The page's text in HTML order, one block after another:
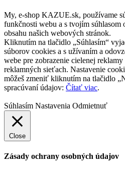
My, e-shop KAZUE.sk, používame
funkčnosti webu a s tvojím súhlasom
obsahu našich webových stránok.
Kliknutím na tlačidlo „Súhlasím“
súborov cookies a s užívaním a
webe pre zobrazenie cielenej
reklamných sieťach. Nastavenie
môžeš zmeniť kliknutím na tlačidlo
spracúvaní údajov: Čítať viac.
Súhlasím Nastavenia Odmietnuť
Close
Zásady ochrany osobných údajov